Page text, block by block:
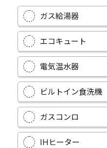
ガス給湯器
エコキュート
電気温水器
ビルトイン食洗機
ガスコンロ
IHヒーター